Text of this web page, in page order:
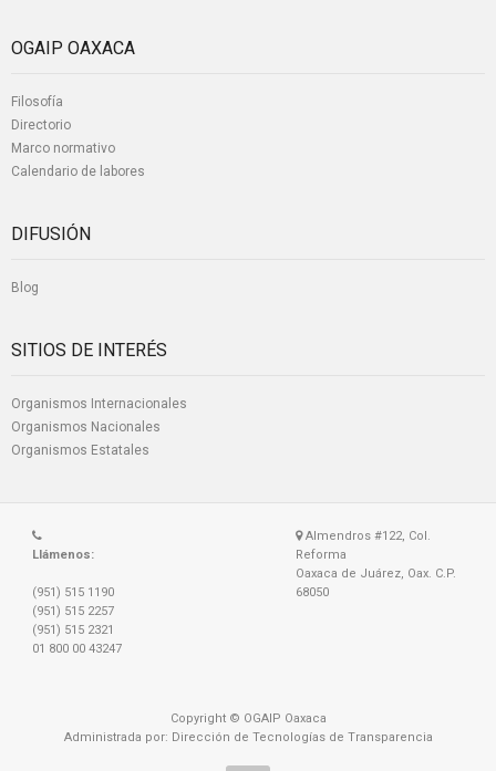
OGAIP OAXACA
Filosofía
Directorio
Marco normativo
Calendario de labores
DIFUSIÓN
Blog
SITIOS DE INTERÉS
Organismos Internacionales
Organismos Nacionales
Organismos Estatales
Llámenos:
(951) 515 1190
(951) 515 2257
(951) 515 2321
01 800 00 43247
Almendros #122, Col.
Reforma
Oaxaca de Juárez, Oax. C.P.
68050
Copyright © OGAIP Oaxaca
Administrada por: Dirección de Tecnologías de Transparencia